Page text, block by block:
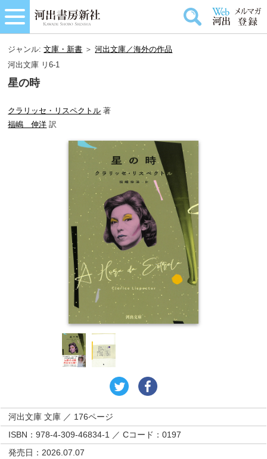
ジャンル:文庫・新書 ＞河出文庫／海外の作品
河出文庫 リ6-1
星の時
クラリッセ・リスペクトル 著
福嶋 伸洋 訳
河出文庫 文庫 ／ 176ページ
ISBN：978-4-309-46834-1 ／ Cコード：0197
発売日：2026.07.07